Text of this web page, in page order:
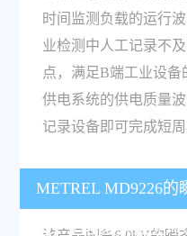
时间监测负载的运行
业检测中人工记录不
点，满足B端工业设
供电系统的供电质量
记录设备即可完成短周
METREL MD9226
强，适合复杂工业